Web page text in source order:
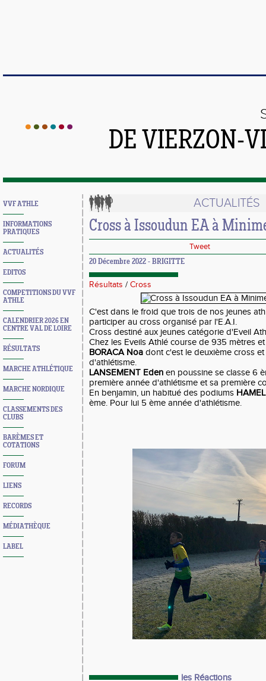
DE VIERZON-
VVF ATHLE
INFORMATIONS
PRATIQUES
ACTUALITÉS
EDITOS
COMPETITIONS DU VVF
ATHLE
CALENDRIER 2026 EN
CENTRE VAL DE LOIRE
RÉSULTATS
MARCHE ATHLÉTIQUE
MARCHE NORDIQUE
CLASSEMENTS DES
CLUBS
BARÈMES ET
COTATIONS
FORUM
LIENS
RECORDS
MÉDIATHÈQUE
LABEL
ACTUALITÉS
Cross à Issoudun EA à
Tweet
20 Décembre 2022 - BRIGITTE
Résultats / Cross
C'est dans le froid que trois de nos jeunes
participer au cross organisé par l'E.A.I.
Cross destiné aux jeunes catégorie d'Eveil
Chez les Eveils Athlé course de 935 mètres
BORACA Noa dont c'est le deuxième cross
d'athlétisme.
LANSEMENT Eden en poussine se classe 6
première année d'athlétisme et sa première
En benjamin, un habitué des podiums
ème. Pour lui 5 ème année d'athlétisme.
les Réactions